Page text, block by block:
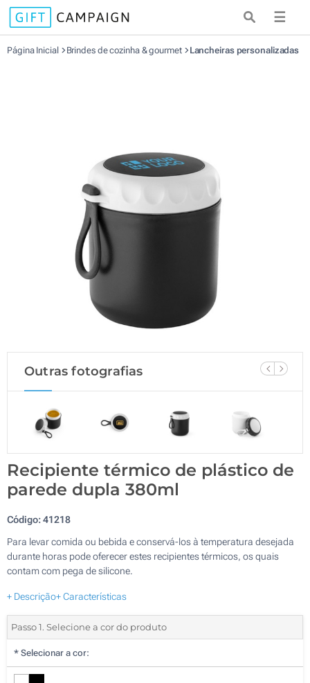
☰
Página Inicial Brindes de cozinha & gourmet Lancheiras personalizadas
Outras fotografias
Recipiente térmico de plástico de
parede dupla 380ml
Código:41218
Para levar comida ou bebida e conservá-los à temperatura desejada
durante horas pode oferecer estes recipientes térmicos, os quais
contam com pega de silicone.
+ Descrição+ Características
Passo 1. Selecione a cor do produto
* Selecionar a cor: